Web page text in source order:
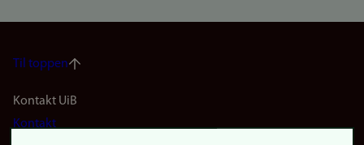
Til toppen
Footer
Kontakt UiB
Kontakt